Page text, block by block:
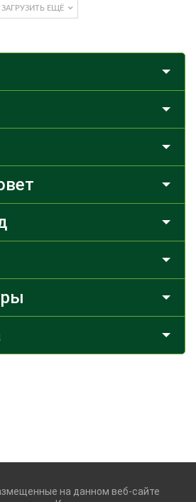
ЗАГРУЗИТЬ ЕЩЁ
на данном веб-сайте